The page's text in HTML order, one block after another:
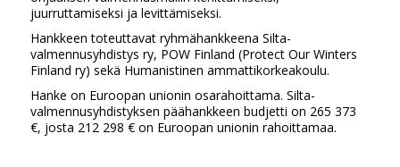
juurruttamiseksi ja levittämiseksi.
Hankkeen toteuttavat ryhmähankkeena Silta-
valmennusyhdistys ry, POW Finland (Protect Our Winters
Finland ry) sekä Humanistinen ammattikorkeakoulu.
Hanke on Euroopan unionin osarahoittama. Silta-
valmennusyhdistyksen päähankkeen budjetti on 265 373
€, josta 212 298 € on Euroopan unionin rahoittamaa.